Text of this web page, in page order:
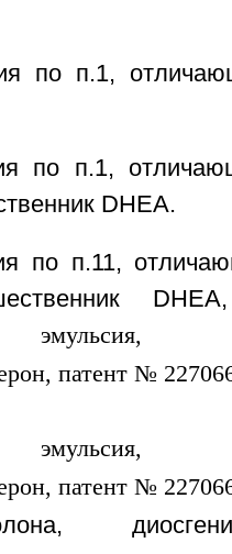
по п.1,
по п.1,
DHEA.
по п.11,